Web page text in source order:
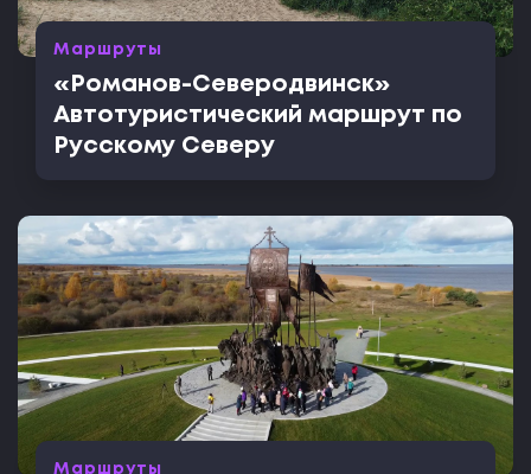
Маршруты
«Романов-Северодвинск»
Автотуристический маршрут по
Русскому Северу
Маршруты